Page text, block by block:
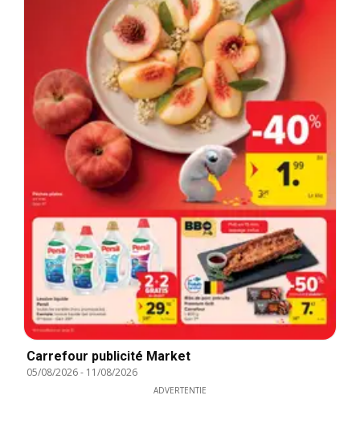
Carrefour publicité Market
05/08/2026- 11/08/2026
ADVERTENTIE